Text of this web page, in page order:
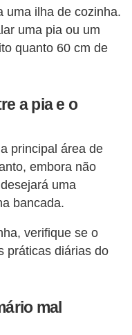
uma ilha de cozinha.
uma pia ou um
quanto 60 cm de
a pia e o
principal área de
embora não
uma
bancada.
verifique se o
práticas diárias do
mal